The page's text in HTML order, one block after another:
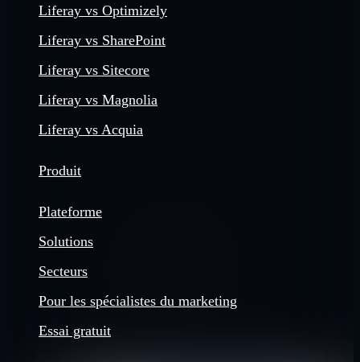
Liferay vs Optimizely
Liferay vs SharePoint
Liferay vs Sitecore
Liferay vs Magnolia
Liferay vs Acquia
Produit
Plateforme
Solutions
Secteurs
Pour les spécialistes du marketing
Essai gratuit